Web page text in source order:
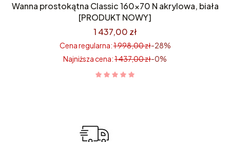
Wanna prostokątna Classic 160×70 N akrylowa, biała
[PRODUKT NOWY]
1 437,00 zł
Cena regularna:1 998,00 zł-28%
Najniższa cena:1 437,00 zł-0%